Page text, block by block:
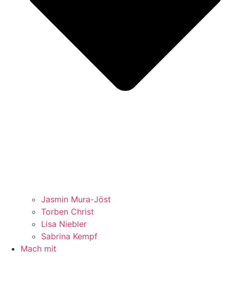
Jasmin Mura-Jöst
Torben Christ
Lisa Niebler
Sabrina Kempf
Mach mit